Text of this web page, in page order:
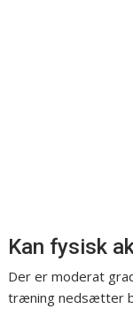
Kan fysisk
Der er moderat
træning nedsætter